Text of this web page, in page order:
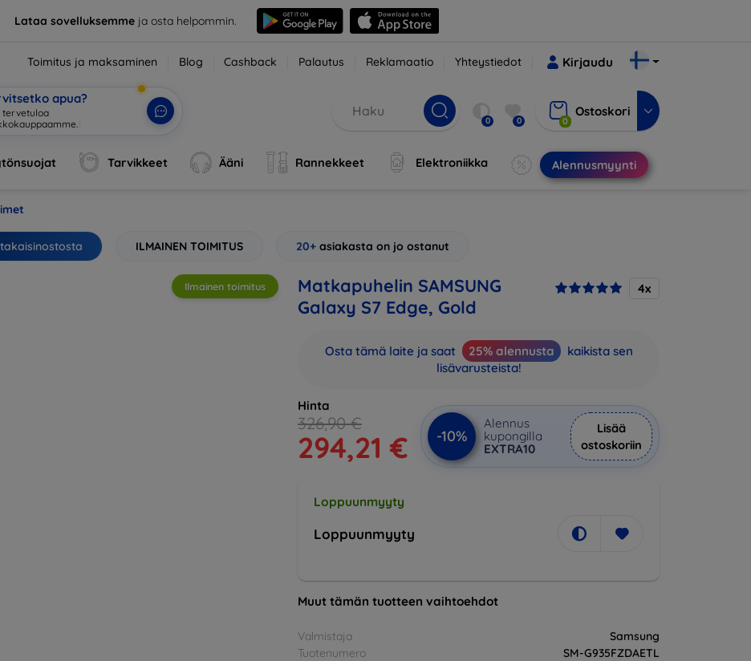
Lataa sovelluksemmeja osta helpommin.
Toimitus ja maksaminen Blog Cashback Palautus Reklamaatio Yhteystiedot Kirjaudu
apua?
| 0 0 0
Ostoskori
Tarvikkeet Ääni Rannekkeet Elektroniikka Alennusmyynti
ILMAINEN TOIMITUS 20+ asiakasta on jo ostanut
Ilmainen toimitus
Matkapuhelin SAMSUNG
Galaxy S7 Edge, Gold
4x
Osta tämä laite ja saat 25% alennusta
kaikista sen
lisävarusteista!
Hinta
326,90 €
294,21 € -10%
Alennus
kupongilla
EXTRA10
Lisää
ostoskoriin
Loppuunmyyty
Loppuunmyyty
Muut tämän tuotteen vaihtoehdot
Valmistaja
Samsung
Tuotenumero
SM-G935FZDAETL